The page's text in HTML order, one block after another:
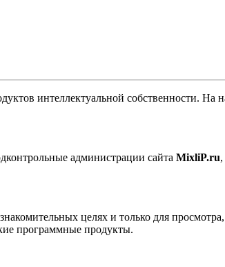
интеллектуальной собственности. На
администрации сайта MixliP.ru
целях и только для
программные продукты.